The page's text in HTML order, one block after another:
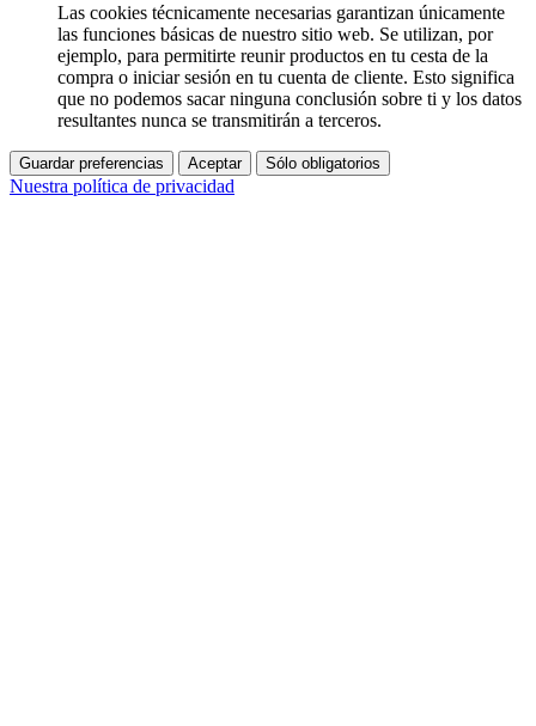
Las cookies técnicamente necesarias garantizan únicamente
las funciones básicas de nuestro sitio web. Se utilizan, por
ejemplo, para permitirte reunir productos en tu cesta de la
compra o iniciar sesión en tu cuenta de cliente. Esto significa
que no podemos sacar ninguna conclusión sobre ti y los datos
resultantes nunca se transmitirán a terceros.
Guardar preferencias Aceptar Sólo obligatorios
Nuestra política de privacidad